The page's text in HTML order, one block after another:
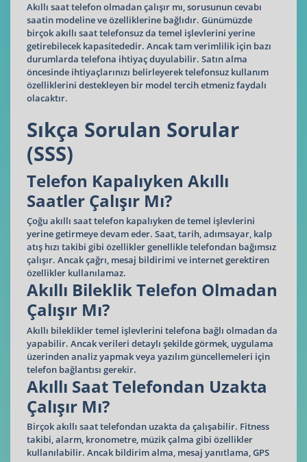
Akıllı saat telefon olmadan çalışır mı, sorusunun cevabı
saatin modeline ve özelliklerine bağlıdır. Günümüzde
birçok akıllı saat telefonsuz da temel işlevlerini yerine
getirebilecek kapasitededir. Ancak tam verimlilik için bazı
durumlarda telefona ihtiyaç duyulabilir. Satın alma
öncesinde ihtiyaçlarınızı belirleyerek telefonsuz kullanım
özelliklerini destekleyen bir model tercih etmeniz faydalı
olacaktır.
Sıkça Sorulan Sorular
(SSS)
Telefon Kapalıyken Akıllı
Saatler Çalışır Mı?
Çoğu akıllı saat telefon kapalıyken de temel işlevlerini
yerine getirmeye devam eder. Saat, tarih, adımsayar, kalp
atış hızı takibi gibi özellikler genellikle telefondan bağımsız
çalışır. Ancak çağrı, mesaj bildirimi ve internet gerektiren
özellikler kullanılamaz.
Akıllı Bileklik Telefon Olmadan
Çalışır Mı?
Akıllı bileklikler temel işlevlerini telefona bağlı olmadan da
yapabilir. Ancak verileri detaylı şekilde görmek, uygulama
üzerinden analiz yapmak veya yazılım güncellemeleri için
telefon bağlantısı gerekir.
Akıllı Saat Telefondan Uzakta
Çalışır Mı?
Birçok akıllı saat telefondan uzakta da çalışabilir. Fitness
takibi, alarm, kronometre, müzik çalma gibi özellikler
kullanılabilir. Ancak bildirim alma, mesaj yanıtlama, GPS